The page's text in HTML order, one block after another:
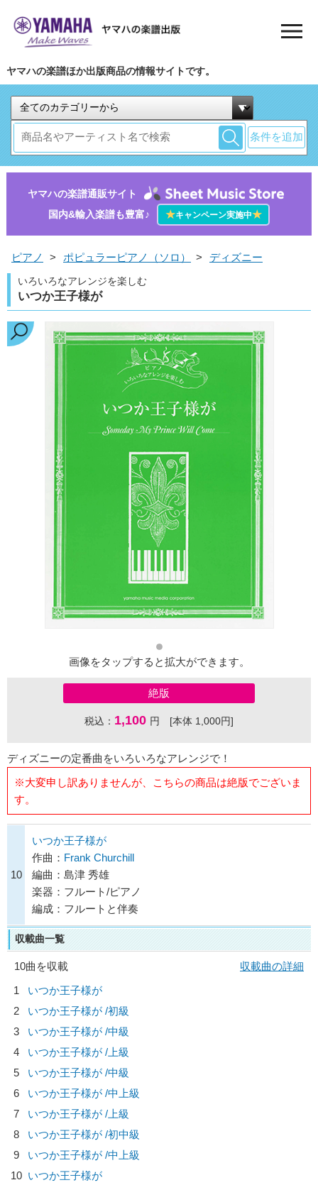
ヤマハの楽譜ほか出版商品の情報サイトです。
条件を追加
ヤマハの楽譜通販サイト
国内&輸入楽譜も豊富♪
★キャンペーン実施中★
ピアノ > ポピュラーピアノ（ソロ） > ディズニー
いろいろなアレンジを楽しむ
いつか王子様が
画像をタップすると拡大ができます。
絶版
税込： 1,100 円 [本体 1,000円]
ディズニーの定番曲をいろいろなアレンジで！
※大変申し訳ありませんが、こちらの商品は絶版でございま
す。
10
いつか王子様が
作曲： Frank Churchill
編曲：島津 秀雄
楽器：フルート/ピアノ
編成：フルートと伴奏
収載曲一覧
10曲を収載
収載曲の詳細
1
いつか王子様が
2
いつか王子様が /初級
3
いつか王子様が /中級
4
いつか王子様が /上級
5
いつか王子様が /中級
6
いつか王子様が /中上級
7
いつか王子様が /上級
8
いつか王子様が /初中級
9
いつか王子様が /中上級
10 いつか王子様が